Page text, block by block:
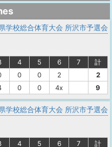
学校総合体育大会 所沢市予選会
4 5 6 7
計
0 0 2
2
0 0 4x 9
学校総合体育大会 所沢市予選会
4 5 6 7
計